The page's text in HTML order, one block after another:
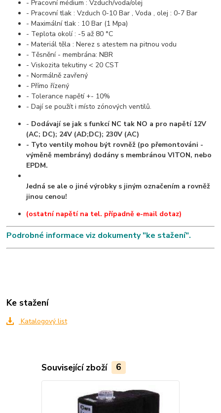
- Pracovní médium : Vzduch/voda/olej
- Pracovní tlak : Vzduch 0-10 Bar , Voda , olej : 0-7 Bar
- Maximální tlak : 10 Bar (1 Mpa)
- Teplota okolí : -5 až 80 °C
- Materiál těla : Nerez s atestem na pitnou vodu
- Těsnění - membrána: NBR
- Viskozita tekutiny < 20 CST
- Normálně zavřený
- Přímo řízený
- Tolerance napětí +- 10%
- Dají se použít i místo zónových ventilů.
- Dodávají se jak s funkcí NC tak NO a pro napětí 12V
(AC; DC); 24V (AD;DC); 230V (AC)
- Tyto ventily mohou být rovněž (po přemontováni -
výměně membrány) dodány s membránou VITON, nebo
EPDM.
Jedná se ale o jiné výrobky s jiným označením a rovněž
jinou cenou!
(ostatní napětí na tel. případně e-mail dotaz)
Podrobné informace viz dokumenty "ke stažení".
Ke stažení
Katalogový list
Související zboží 6